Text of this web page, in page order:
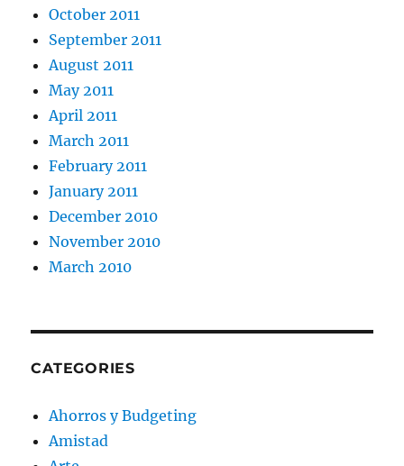
October 2011
September 2011
August 2011
May 2011
April 2011
March 2011
February 2011
January 2011
December 2010
November 2010
March 2010
CATEGORIES
Ahorros y Budgeting
Amistad